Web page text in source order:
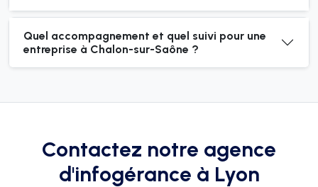
Quel accompagnement et quel suivi pour une
entreprise à Chalon-sur-Saône ?
Contactez notre agence
d'infogérance à Lyon